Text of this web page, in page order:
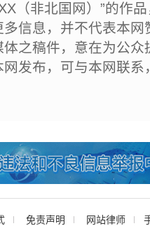
（非北国网）”的作
信息，并不代表本
之稿件，意在为公
发布，可与本网联
免责声明 网站律师